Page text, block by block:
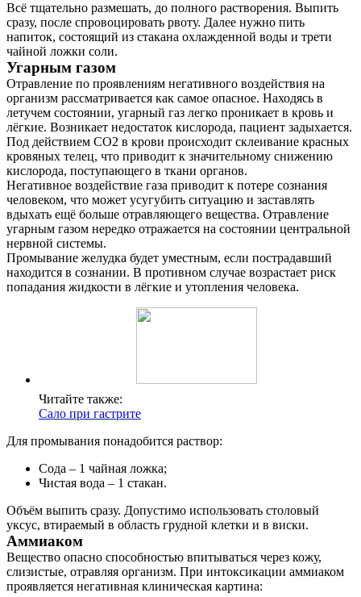
Всё тщательно размешать, до полного растворения. Выпить
сразу, после спровоцировать рвоту. Далее нужно пить
напиток, состоящий из стакана охлажденной воды и трети
чайной ложки соли.
Угарным газом
Отравление по проявлениям негативного воздействия на
организм рассматривается как самое опасное. Находясь в
летучем состоянии, угарный газ легко проникает в кровь и
лёгкие. Возникает недостаток кислорода, пациент задыхается.
Под действием СО2 в крови происходит склеивание красных
кровяных телец, что приводит к значительному снижению
кислорода, поступающего в ткани органов.
Негативное воздействие газа приводит к потере сознания
человеком, что может усугубить ситуацию и заставлять
вдыхать ещё больше отравляющего вещества. Отравление
угарным газом нередко отражается на состоянии центральной
нервной системы.
Промывание желудка будет уместным, если пострадавший
находится в сознании. В противном случае возрастает риск
попадания жидкости в лёгкие и утопления человека.
Читайте также:
Сало при гастрите
Для промывания понадобится раствор:
Сода – 1 чайная ложка;
Чистая вода – 1 стакан.
Объём выпить сразу. Допустимо использовать столовый
уксус, втираемый в область грудной клетки и в виски.
Аммиаком
Вещество опасно способностью впитываться через кожу,
слизистые, отравляя организм. При интоксикации аммиаком
проявляется негативная клиническая картина: